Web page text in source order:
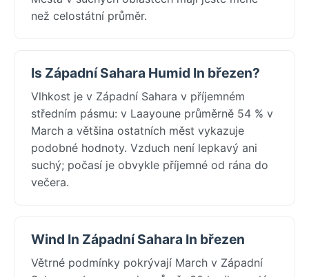
než celostátní průměr.
Is Západní Sahara Humid In březen?
Vlhkost je v Západní Sahara v příjemném
středním pásmu: v Laayoune průměrně 54 % v
March a většina ostatních měst vykazuje
podobné hodnoty. Vzduch není lepkavý ani
suchý; počasí je obvykle příjemné od rána do
večera.
Wind In Západní Sahara In březen
Větrné podmínky pokrývají March v Západní